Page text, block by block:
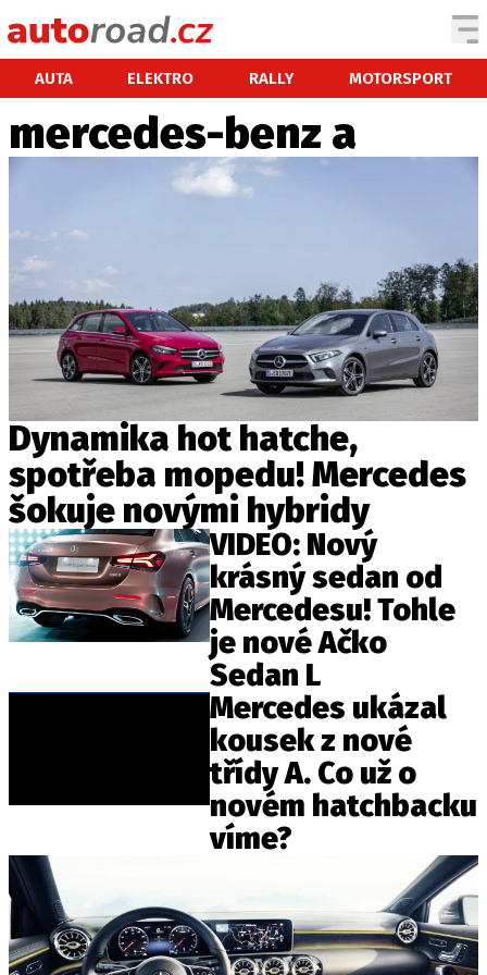
AUTA ELEKTRO RALLY MOTORSPORT
AUTA
TESTY AUT
NOVINKY
EKO
ZAJÍMAVOSTI
TECHNIKA
EKONOMIKA
ČESKÝ TRH
TUNING
PROFI
ELEKTRO
NOVINKY ZE SVĚTA EV
TESTY ELEKTROMOBILŮ
TRH S ELEKTROMOBILY
RALLY
OSTATNÍ
TISKOVKY
ROZHOVORY
DAKAR
Z DOMOVA
MOTORSPORT
mercedes-benz a
Dynamika hot hatche,
spotřeba mopedu! Mercedes
šokuje novými hybridy
VIDEO: Nový
krásný sedan od
Mercedesu! Tohle
je nové Ačko
Sedan L
Mercedes ukázal
kousek z nové
třídy A. Co už o
novém hatchbacku
víme?